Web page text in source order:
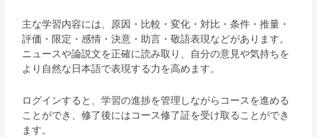
主な学習内容には、原因・比較・変化・対比・条件・推量・
評価・限定・感情・決意・助言・敬語表現などがあります。
ニュースや論説文を正確に読み取り、自分の意見や気持ちを
より自然な日本語で表現する力を高めます。
ログインすると、学習の進捗を管理しながらコースを進める
ことができ、修了後にはコース修了証を受け取ることができ
ます。